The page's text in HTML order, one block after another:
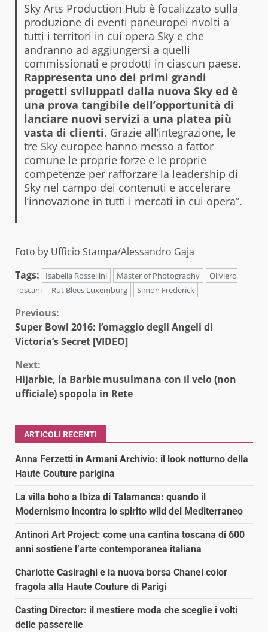
Sky Arts Production Hub è focalizzato sulla
produzione di eventi paneuropei rivolti a
tutti i territori in cui opera Sky e che
andranno ad aggiungersi a quelli
commissionati e prodotti in ciascun paese.
Rappresenta uno dei primi grandi
progetti sviluppati dalla nuova Sky ed è
una prova tangibile dell’opportunità di
lanciare nuovi servizi a una platea più
vasta di clienti. Grazie all’integrazione, le
tre Sky europee hanno messo a fattor
comune le proprie forze e le proprie
competenze per rafforzare la leadership di
Sky nel campo dei contenuti e accelerare
l’innovazione in tutti i mercati in cui opera”.
Foto by Ufficio Stampa/Alessandro Gaja
Tags:
Isabella Rossellini Master of Photography
Oliviero
Toscani
Rut Blees Luxemburg Simon Frederick
Continue
Reading
Previous:
Super Bowl 2016: l’omaggio degli Angeli di
Victoria’s Secret [VIDEO]
Next:
Hijarbie, la Barbie musulmana con il velo (non
ufficiale) spopola in Rete
ARTICOLI RECENTI
Anna Ferzetti in Armani Archivio: il look notturno della
Haute Couture parigina
La villa boho a Ibiza di Talamanca: quando il
Modernismo incontra lo spirito wild del Mediterraneo
Antinori Art Project: come una cantina toscana di 600
anni sostiene l’arte contemporanea italiana
Charlotte Casiraghi e la nuova borsa Chanel color
fragola alla Haute Couture di Parigi
Casting Director: il mestiere moda che sceglie i volti
delle passerelle